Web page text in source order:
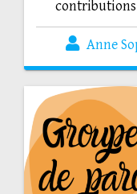
contributions
Anne